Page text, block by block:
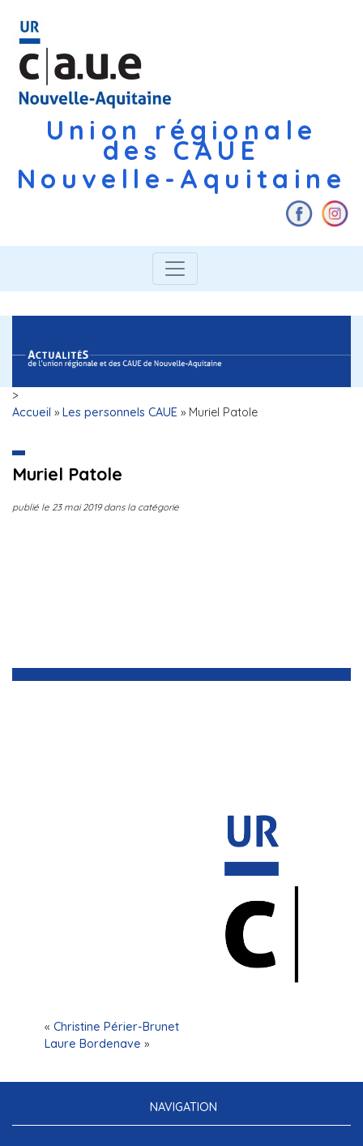
Union régionale
des CAUE
Nouvelle-Aquitaine
>
Accueil » Les personnels CAUE » Muriel Patole
Muriel Patole
publié le 23 mai 2019dans la catégorie
« Christine Périer-Brunet
Laure Bordenave »
NAVIGATION